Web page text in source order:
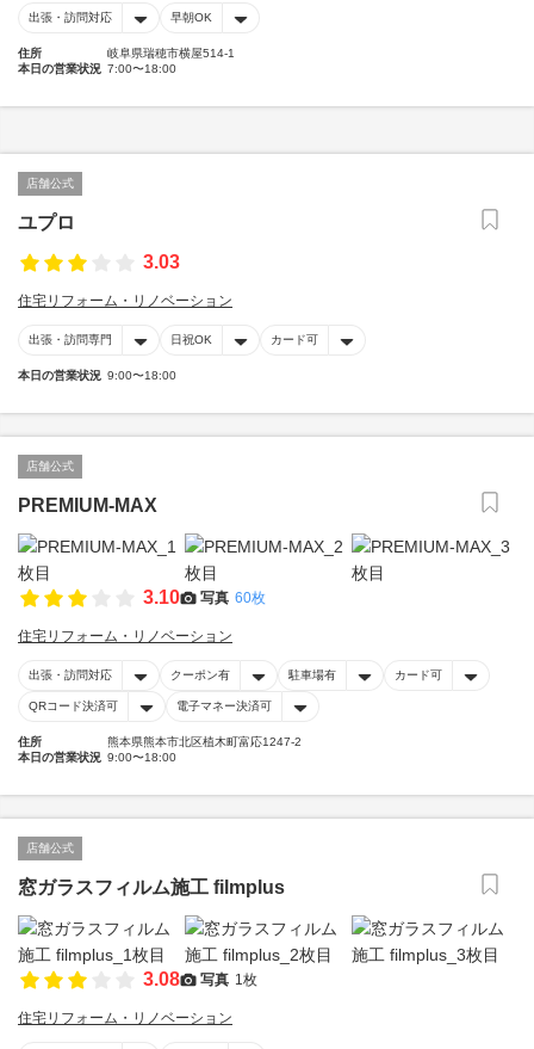
出張・訪問対応 早朝OK
住所
岐阜県瑞穂市横屋514-1
本日の営業状況 7:00〜18:00
店舗公式
ユプロ
3.03
住宅リフォーム・リノベーション
出張・訪問専門 日祝OK カード可
本日の営業状況 9:00〜18:00
店舗公式
PREMIUM-MAX
3.10 写真 60枚
住宅リフォーム・リノベーション
出張・訪問対応 クーポン有 駐車場有 カード可
QRコード決済可 電子マネー決済可
住所
熊本県熊本市北区植木町富応1247-2
本日の営業状況 9:00〜18:00
店舗公式
窓ガラスフィルム施工 filmplus
3.08 写真 1枚
住宅リフォーム・リノベーション